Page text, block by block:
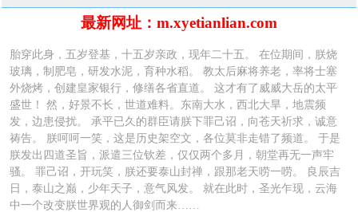
最新网址：m.xyetianlian.com
胎穿此身，五岁登基，十五岁亲政，现年二十五。 在位期间，朕烧
玻璃，制肥皂，研发水泥，育种水稻。 教太后麻将养老，率将士塞
外烧烤，创建皇家银行，修缮各省直道。 这才有了威威大岳的太平
盛世！ 然，好景不长，世道难料。东南大水，西北大旱，地震频
发，边患侵扰。 承平已久的群臣请朕下罪己诏，向苍天祈求，诚意
祷告。 朕呵呵一笑，这是历史架空文，各位莫非走错了频道。 于是
朕发出四道圣旨，派遣三位钦差，仅仅两个多月，朝堂再无一声牢
骚。 罪己诏，开玩笑，朕还要泰山封禅，跟那老天唠一唠。 良辰吉
日，泰山之巅，少年天子，意气风发。 就在此时，圣光乍现，云海
中一个改变朕世界观的人御剑而来……